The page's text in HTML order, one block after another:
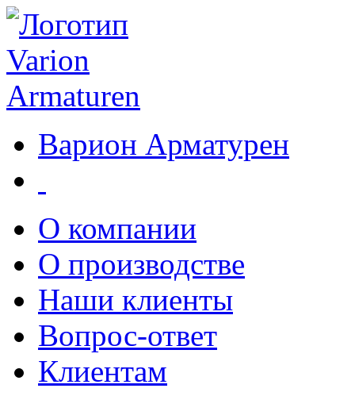
Варион Арматурен
О компании
О производстве
Наши клиенты
Вопрос-ответ
Клиентам